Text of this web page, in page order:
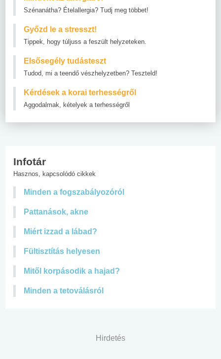
Szénanátha? Ételallergia? Tudj meg többet!
Győzd le a stresszt!
Tippek, hogy túljuss a feszült helyzeteken.
Elsősegély tudásteszt
Tudod, mi a teendő vészhelyzetben? Teszteld!
Kérdések a korai terhességről
Aggodalmak, kételyek a terhességről
Infotár
Hasznos, kapcsolódó cikkek
Minden a fogszabályozóról
Pattanások, akne
Miért izzad a lábad?
Fültisztítás helyesen
Mitől korpásodik a hajad?
Minden a tetoválásról
Hirdetés